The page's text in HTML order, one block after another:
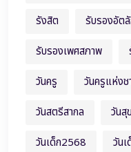
รังสิต
รับรองอัต
รับรองเพศสภาพ
วันครู
วันครูแห่งช
วันสตรีสากล
วันสุ
วันเด็ก2568
วัน